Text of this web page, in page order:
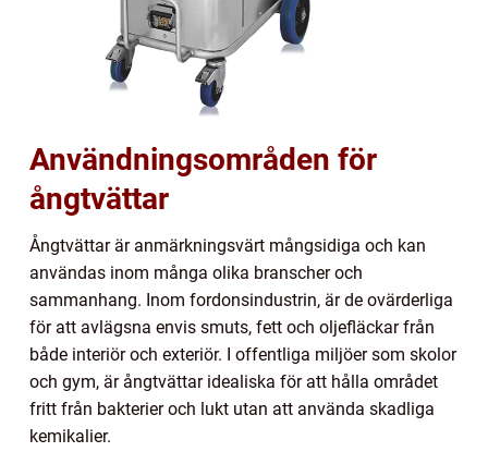
Användningsområden för
ångtvättar
Ångtvättar är anmärkningsvärt mångsidiga och kan
användas inom många olika branscher och
sammanhang. Inom fordonsindustrin, är de ovärderliga
för att avlägsna envis smuts, fett och oljefläckar från
både interiör och exteriör. I offentliga miljöer som skolor
och gym, är ångtvättar idealiska för att hålla området
fritt från bakterier och lukt utan att använda skadliga
kemikalier.